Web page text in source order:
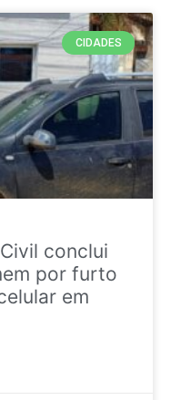
CIDADES
conclui
por furto
em